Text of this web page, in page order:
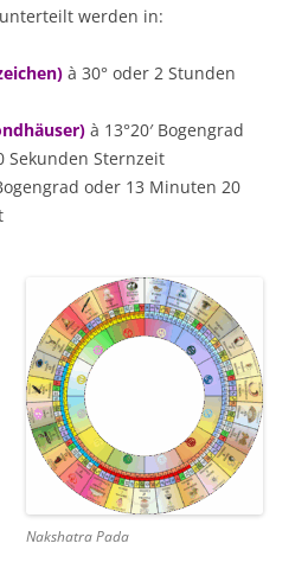
werden in:
à 30° oder 2 Stunden
à 13°20′ Bogengrad
Sekunden Sternzeit
oder 13 Minuten 20
Nakshatra Pada